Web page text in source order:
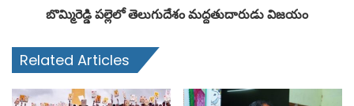
బొమ్మిరెడ్డి పల్లెలో తెలుగుదేశం మద్దతుదారుడు విజయం
Related Articles